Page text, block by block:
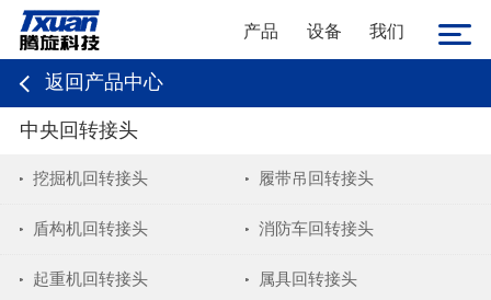
产品 设备 我们
返回产品中心
中央回转接头
挖掘机回转接头 履带吊回转接头
盾构机回转接头 消防车回转接头
起重机回转接头 属具回转接头